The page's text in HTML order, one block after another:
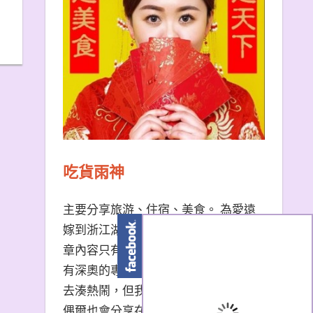
吃貨雨神
主要分享旅游、住宿、美食。 為愛遠
嫁到浙江湖州的台南天秤座女子。 文
章內容只有非常口語易懂的描述，沒
有深奧的專有名詞。 熱門景點我也會
去湊熱鬧，但我更愛冷門小眾景點。